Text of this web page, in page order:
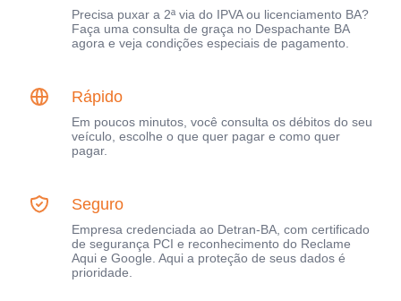
Precisa puxar a 2ª via do IPVA ou licenciamento BA?
Faça uma consulta de graça no Despachante BA
agora e veja condições especiais de pagamento.
Rápido
Em poucos minutos, você consulta os débitos do seu
veículo, escolhe o que quer pagar e como quer
pagar.
Seguro
Empresa credenciada ao Detran-BA, com certificado
de segurança PCI e reconhecimento do Reclame
Aqui e Google. Aqui a proteção de seus dados é
prioridade.